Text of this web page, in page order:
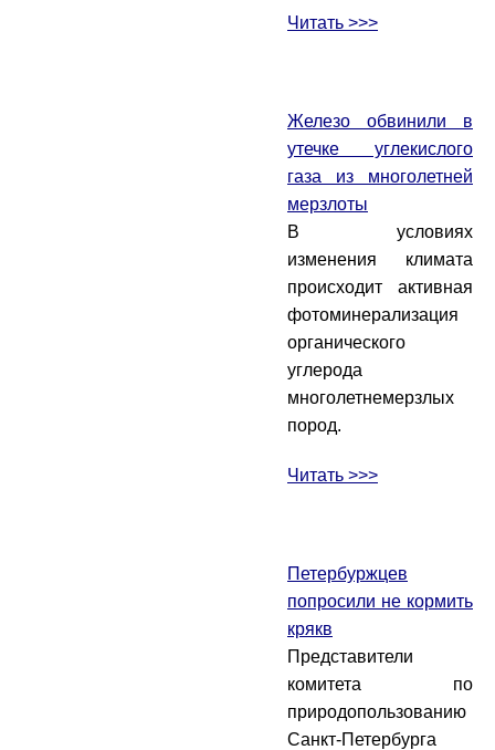
Читать >>>
Железо обвинили в
утечке углекислого
газа из многолетней
мерзлоты
В условиях
изменения климата
происходит активная
фотоминерализация
органического
углерода
многолетнемерзлых
пород.
Читать >>>
Петербуржцев
попросили не кормить
крякв
Представители
комитета по
природопользованию
Санкт-Петербурга